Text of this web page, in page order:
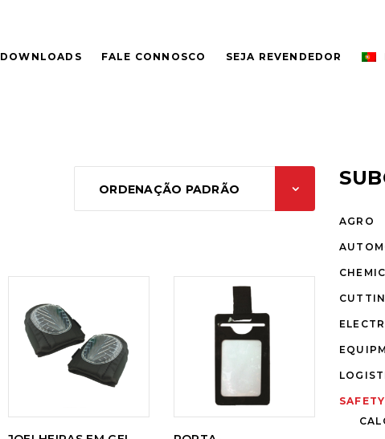
DOWNLOADS FALE CONNOSCO SEJA REVENDEDOR
ORDENAÇÃO PADRÃO
LER
MAIS
LER
AGRO
SAFETY